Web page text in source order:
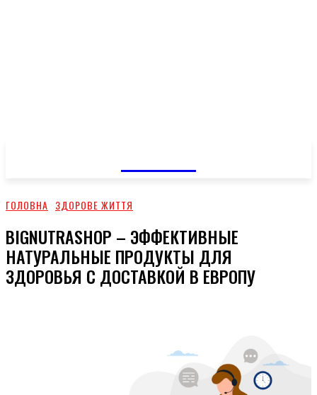
ГОЛОВНА ЗДОРОВЕ ЖИТТЯ
BIGNUTRASHOP – ЭФФЕКТИВНЫЕ
НАТУРАЛЬНЫЕ ПРОДУКТЫ ДЛЯ
ЗДОРОВЬЯ С ДОСТАВКОЙ В ЕВРОПУ